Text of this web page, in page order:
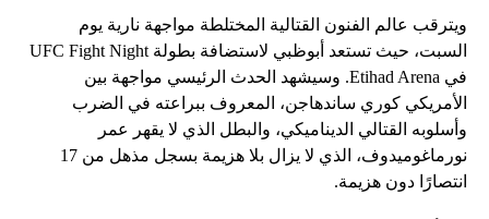
ويترقب عالم الفنون القتالية المختلطة مواجهة نارية يوم
السبت، حيث تستعد أبوظبي لاستضافة بطولة UFC Fight Night
في Etihad Arena. وسيشهد الحدث الرئيسي مواجهة بين
الأمريكي كوري ساندهاجن، المعروف ببراعته في الضرب
وأسلوبه القتالي الديناميكي، والبطل الذي لا يقهر عمر
نورماغوميدوف، الذي لا يزال بلا هزيمة بسجل مذهل من 17
انتصارًا دون هزيمة.